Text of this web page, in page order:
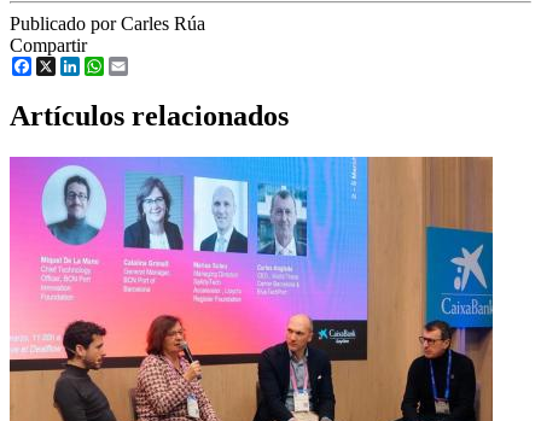
Publicado por Carles Rúa
Compartir
Facebook
X LinkedInWhatsApp
Artículos relacionados